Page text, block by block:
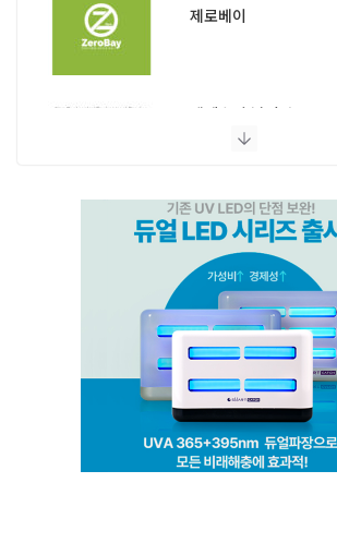
제로베이
엔페스 충남지사
(주)비타솔루션
세화방역
(주)씨아이엠